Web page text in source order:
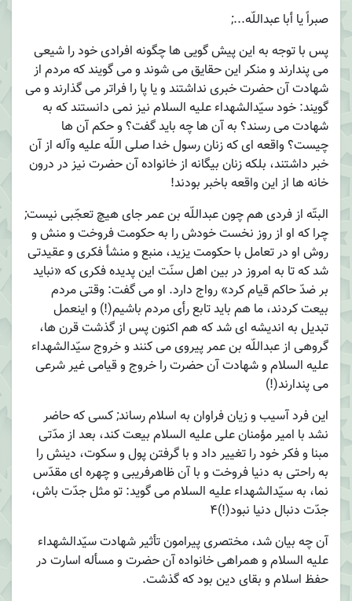
صبراً یا أبا عبداللّه...;
پس با توجه به این پیش گویی ها چگونه افرادی خود را شیعی
می پندارند و منکر این حقایق می شوند و می گویند که مردم از
شهادت آن حضرت خبری نداشتند و یا پا را فراتر می گذارند و می
گویند: خود سیّدالشهداء علیه السلام نیز نمی دانستند که به
شهادت می رسند؟ به آن ها چه باید گفت؟ و حکم آن ها
چیست؟ واقعه ای که زنان رسول خدا صلی اللّه علیه وآله از آن
خبر داشتند، بلکه زنان بیگانه از خانواده آن حضرت نیز در درون
خانه ها از این واقعه باخبر بودند!
البتّه از فردی هم چون عبداللّه بن عمر جای هیچ تعجّبی نیست;
چرا که او از روز نخست خودش را به حکومت فروخت و منش و
روش او در تعامل با حکومت یزید، منبع و منشأ فکری و عقیدتی
شد که تا به امروز در بین اهل سنّت این پدیده فکری که «نباید
بر ضدّ حاکم قیام کرد» رواج دارد. او می گفت: وقتی مردم
بیعت کردند، ما هم باید تابع رأی مردم باشیم(!) و اینعمل
تبدیل به اندیشه ای شد که هم اکنون پس از گذشت قرن ها،
گروهی از عبداللّه بن عمر پیروی می کنند و خروج سیّدالشهداء
علیه السلام و شهادت آن حضرت را خروج و قیامی غیر شرعی
می پندارند(!)
این فرد آسیب و زیان فراوان به اسلام رساند; کسی که حاضر
نشد با امیر مؤمنان علی علیه السلام بیعت کند، بعد از مدّتی
مبنا و فکر خود را تغییر داد و با گرفتن پول و سکوت، دینش را
به راحتی به دنیا فروخت و با آن ظاهرفریبی و چهره ای مقدّس
نما، به سیّدالشهداء علیه السلام می گوید: تو مثل جدّت باش،
جدّت دنبال دنیا نبود(!)4
آن چه بیان شد، مختصری پیرامون تأثیر شهادت سیّدالشهداء
علیه السلام و همراهی خانواده آن حضرت و مسأله اسارت در
حفظ اسلام و بقای دین بود که گذشت.